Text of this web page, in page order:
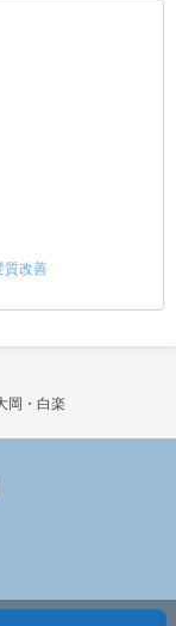
質改善
岡・白楽